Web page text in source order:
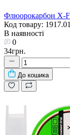
Флюорокарбон X-
Код товару:
В наявності
0
34грн.
До кошика